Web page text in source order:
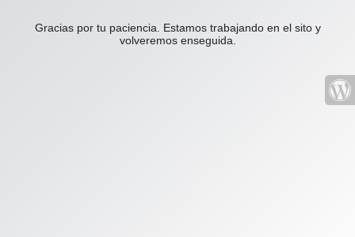
Gracias por tu paciencia. Estamos trabajando en el sito y
volveremos enseguida.